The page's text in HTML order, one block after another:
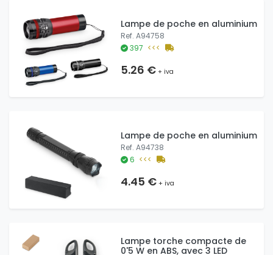
Lampe de poche en aluminium
Ref. A94758
397 <<<
5.26 €+ iva
Lampe de poche en aluminium
Ref. A94738
6 <<<
4.45 €+ iva
Lampe torche compacte de
0'5 W en ABS, avec 3 LED